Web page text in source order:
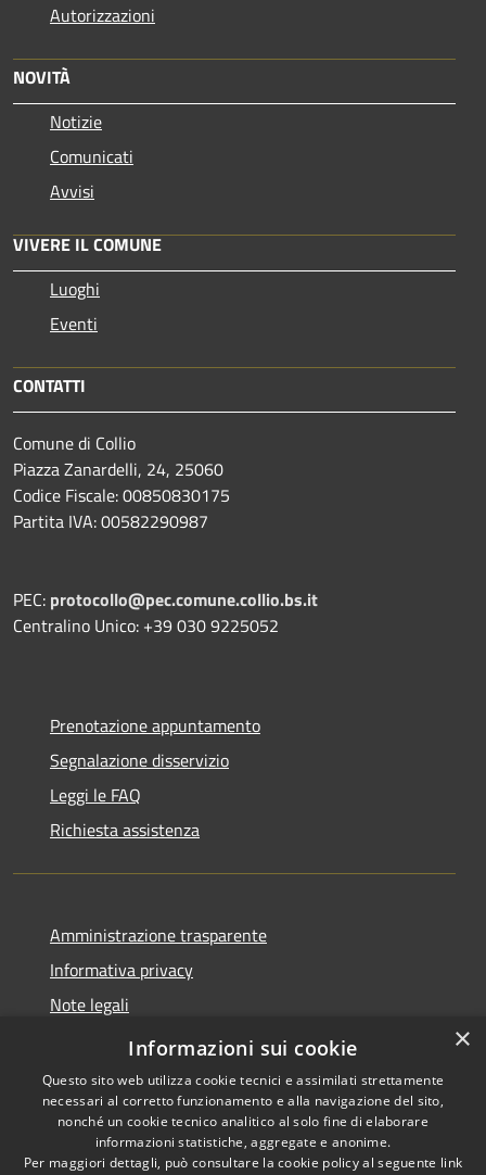
Autorizzazioni
NOVITÀ
Notizie
Comunicati
Avvisi
VIVERE IL COMUNE
Luoghi
Eventi
CONTATTI
Comune di Collio
Piazza Zanardelli, 24, 25060
Codice Fiscale: 00850830175
Partita IVA: 00582290987
PEC: protocollo@pec.comune.collio.bs.it
Centralino Unico: +39 030 9225052
Prenotazione appuntamento
Segnalazione disservizio
Leggi le FAQ
Richiesta assistenza
Amministrazione trasparente
Informativa privacy
Note legali
Dichiarazione di accessibilità
Copyright © 2026 • Comune di
×
Informazioni sui cookie
Questo sito web utilizza cookie tecnici e assimilati strettamente
necessari al corretto funzionamento e alla navigazione del sito,
nonché un cookie tecnico analitico al solo fine di elaborare
informazioni statistiche, aggregate e anonime.
Per maggiori dettagli, può consultare la cookie policy al seguente link